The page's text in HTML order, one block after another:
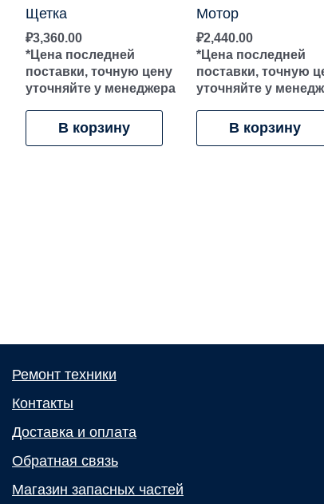
Щетка
₽3,360.00
*Цена последней
поставки, точную цену
уточняйте у менеджера
В корзину
Мотор
₽2,440.00
*Цена последней
поставки, точную
уточняйте у
В корзину
Ремонт техники
Контакты
Доставка и оплата
Обратная связь
Магазин запасных частей